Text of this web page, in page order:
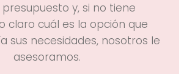
presupuesto y, si no tiene
claro cuál es la opción que
sus necesidades, nosotros le
asesoramos.